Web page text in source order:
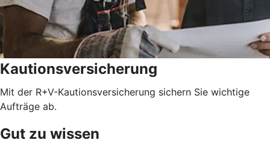
Kautionsversicherung
Mit der R+V-Kautionsversicherung sichern Sie wichtige
Aufträge ab.
Gut zu wissen